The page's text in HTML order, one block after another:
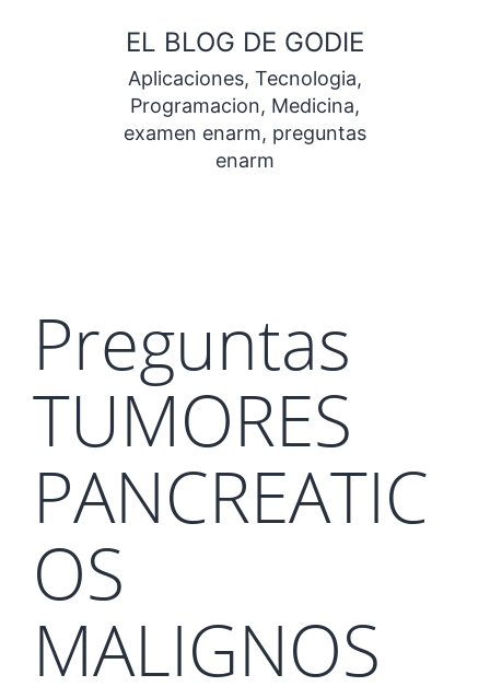
contenido
EL BLOG DE GODIE
Aplicaciones, Tecnologia,
Programacion, Medicina,
examen enarm, preguntas
enarm
Preguntas
TUMORES
PANCREATIC
OS
MALIGNOS